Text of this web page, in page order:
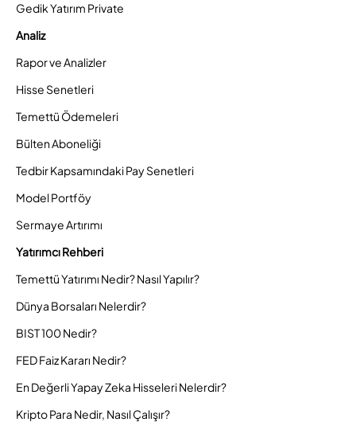
Gedik Yatırım Private
Analiz
Rapor ve Analizler
Hisse Senetleri
Temettü Ödemeleri
Bülten Aboneliği
Tedbir Kapsamındaki Pay Senetleri
Model Portföy
Sermaye Artırımı
Yatırımcı Rehberi
Temettü Yatırımı Nedir? Nasıl Yapılır?
Dünya Borsaları Nelerdir?
BIST 100 Nedir?
FED Faiz Kararı Nedir?
En Değerli Yapay Zeka Hisseleri Nelerdir?
Kripto Para Nedir, Nasıl Çalışır?